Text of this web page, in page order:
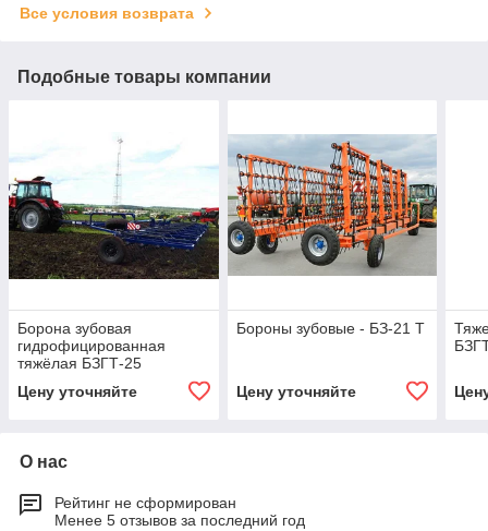
Все условия возврата
Подобные товары компании
Борона зубовая
гидрофицированная
тяжёлая БЗГТ-25
БЗГТ-15) «ПОБЕДА»
Цену уточняйте
Бороны зубовые - БЗ-21 Т
Цену уточняйте
О нас
Рейтинг не сформирован
Менее 5 отзывов за последний год